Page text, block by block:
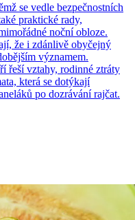
se vedle bezpečnostních
praktické rady,
noční obloze.
že i zdánlivě obyčejný
významem.
řeší vztahy, rodinné ztráty
která se dotýkají
po dozrávání rajčat.